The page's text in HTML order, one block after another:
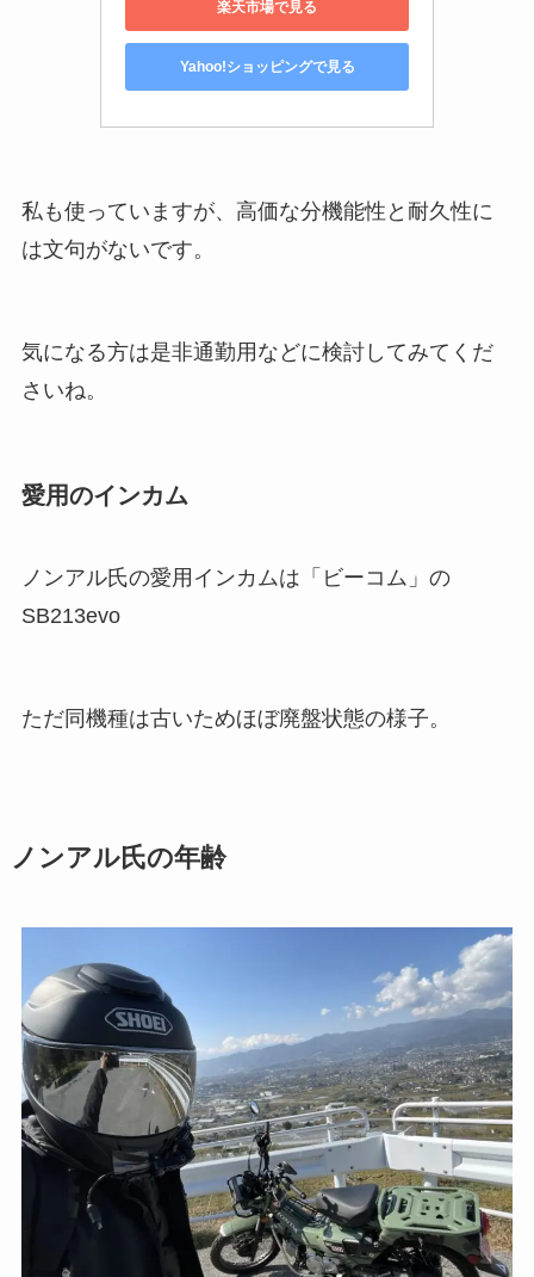
楽天市場で見る
Yahoo!ショッピングで見る
私も使っていますが、高価な分機能性と耐久性に
は文句がないです。
気になる方は是非通勤用などに検討してみてくだ
さいね。
愛用のインカム
ノンアル氏の愛用インカムは「ビーコム」の
SB213evo
ただ同機種は古いためほぼ廃盤状態の様子。
ノンアル氏の年齢